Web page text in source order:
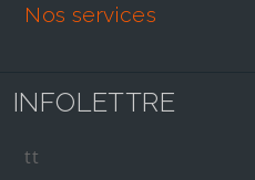
nos services
INFOLETTRE
tt